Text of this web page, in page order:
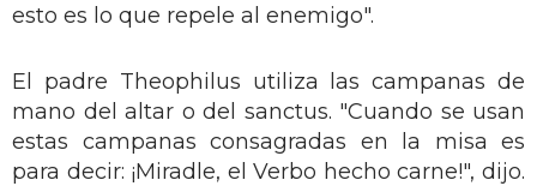
esto es lo que repele al enemigo".
El padre Theophilus utiliza las campanas de
mano del altar o del sanctus. "Cuando se usan
estas campanas consagradas en la misa es
para decir: ¡Miradle, el Verbo hecho carne!", dijo.